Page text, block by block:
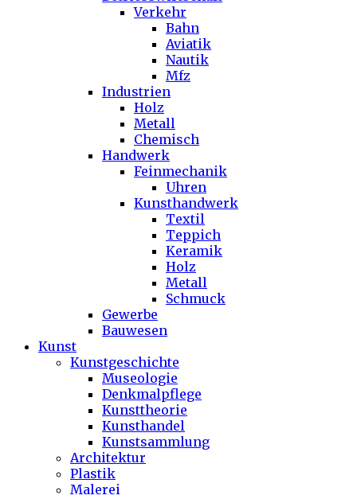
Verkehr
Bahn
Aviatik
Nautik
Mfz
Industrien
Holz
Metall
Chemisch
Handwerk
Feinmechanik
Uhren
Kunsthandwerk
Textil
Teppich
Keramik
Holz
Metall
Schmuck
Gewerbe
Bauwesen
Kunst
Kunstgeschichte
Museologie
Denkmalpflege
Kunsttheorie
Kunsthandel
Kunstsammlung
Architektur
Plastik
Malerei